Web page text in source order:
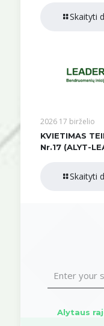
Skaityti
2026 17 birželio
KVIETIMAS
Nr.17 (ALYT-
Skaityti
Alytaus